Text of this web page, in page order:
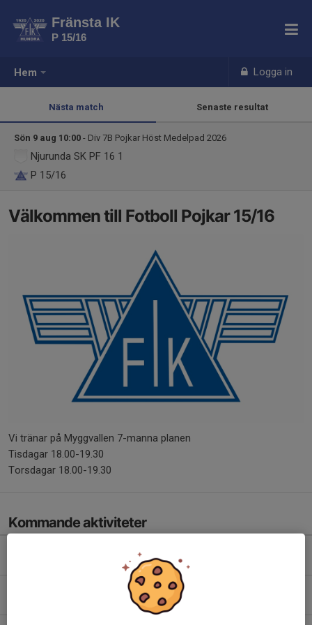
Hem Logga in
Fränsta IK
P 15/16
Nästa match Senaste resultat
Sön 9 aug 10:00 - Div 7B Pojkar Höst Medelpad 2026
Njurunda SK PF 16 1
P 15/16
Välkommen till Fotboll Pojkar 15/16
Vi tränar på Myggvallen 7-manna planen
Tisdagar 18.00-19.30
Torsdagar 18.00-19.30
Kommande aktiviteter
Njurunda SK gräs
Träning Myggvallen
Myggvallen 7-manna